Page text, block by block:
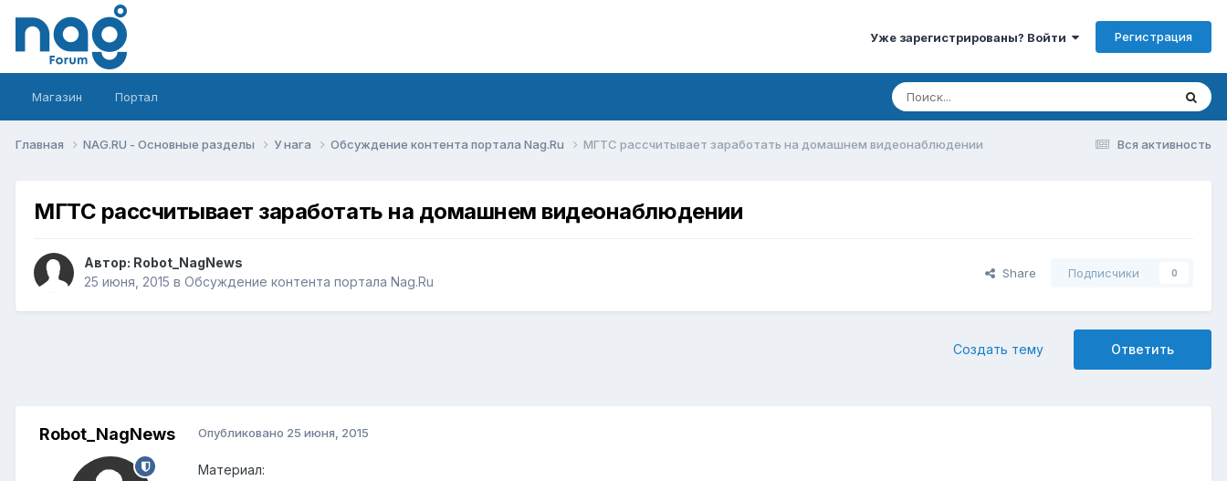
Уже зарегистрированы? Войти Регистрация
Магазин Портал
Вся активность
Главная NAG.RU - Основные разделы У нага Обсуждение контента портала Nag.Ru МГТС рассчитывает заработать на домашнем видеонаблюдении
МГТС рассчитывает заработать на домашнем видеонаблюдении
Автор: Robot_NagNews
25 июня, 2015 в Обсуждение контента портала Nag.Ru
Share Подписчики 0
Ответить
Создать тему
Robot_NagNews Опубликовано 25 июня, 2015
Материал: